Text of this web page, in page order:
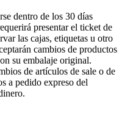
dentro de los 30 días
presentar el ticket de
las cajas, etiquetas u otro
cambios de productos
su embalaje original.
de artículos de sale o de
a pedido expreso del